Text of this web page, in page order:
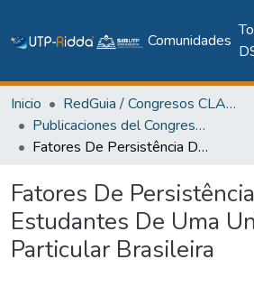
Comunidades
Inicio
RedGuia / Congresos CLABES
Publicaciones del Congreso Internacional CLABES
Fatores De Persistência De Estudantes De Uma Univerisdade Particular Brasileira
Fatores De
Estudantes De Uma
Particular Brasileira